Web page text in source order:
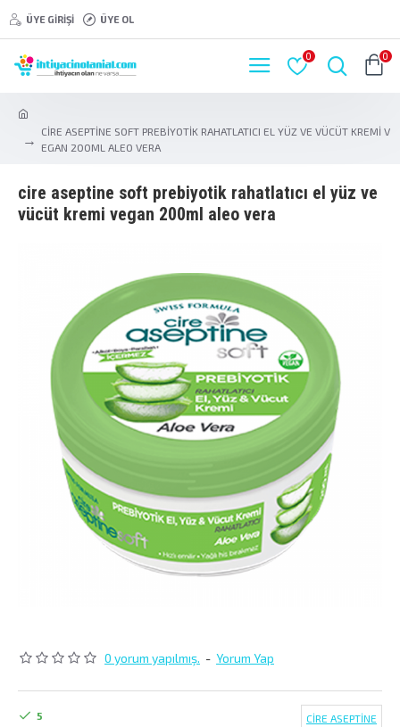
ÜYE GIRIŞI ÜYE OL
0 0
CİRE ASEPTİNE SOFT PREBİYOTİK RAHATLATICI EL YÜZ VE VÜCÜT KREMİ V
EGAN 200ML ALEO VERA
ci̇re asepti̇ne soft prebi̇yoti̇k rahatlatici el yüz ve
vücüt kremi̇ vegan 200ml aleo vera
0 yorum yapılmış. - Yorum Yap
5
CİRE ASEPTİNE